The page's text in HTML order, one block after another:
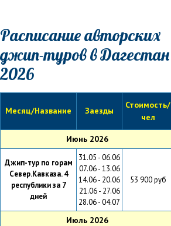
Расписание авторских
джип-туров в Дагестан
2026
Месяц/Название Заезды
Стоимость/
чел
Июнь 2026
Джип-тур по горам
Север.Кавказа. 4
республики за 7
дней
31.05 - 06.06
07.06 - 13.06
14.06 - 20.06
21.06 - 27.06
28.06 - 04.07
53 900 руб
Июль 2026